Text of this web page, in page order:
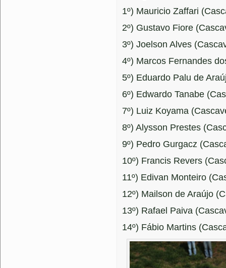
1º) Mauricio Zaffari
2º) Gustavo Fiore
3º) Joelson Alves
4º) Marcos Fernandes
5º) Eduardo Palu de
6º) Edwardo Tanabe
7º) Luiz Koyama
8º) Alysson Prestes
9º) Pedro Gurgacz
10º) Francis Revers
11º) Edivan Monteiro
12º) Mailson de Araújo
13º) Rafael Paiva
14º) Fábio Martins